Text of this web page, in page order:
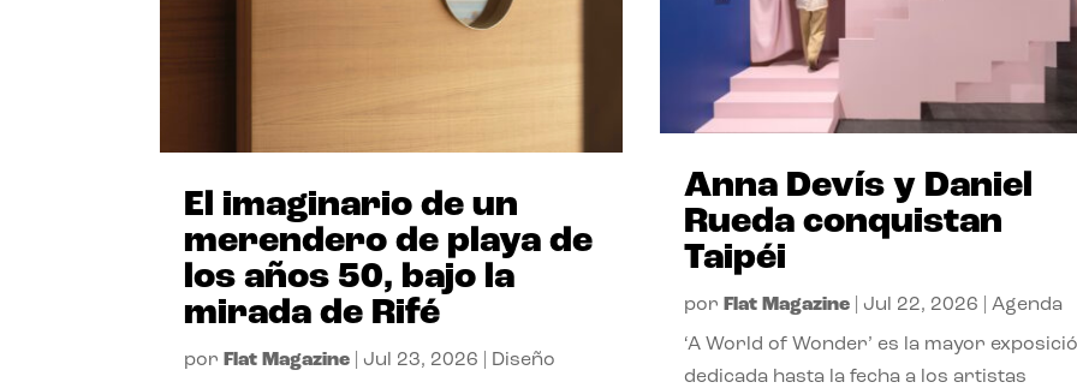
El imaginario de un
merendero de playa de
los años 50, bajo la
mirada de Rifé
por Flat Magazine Jul 23, 2026 Diseño
Anna Devís y Daniel
Rueda conquistan
Taipéi
por Flat Magazine| Jul 22, 2026 Agenda
‘A World of Wonder’ es la mayor
dedicada hasta la fecha a los artistas